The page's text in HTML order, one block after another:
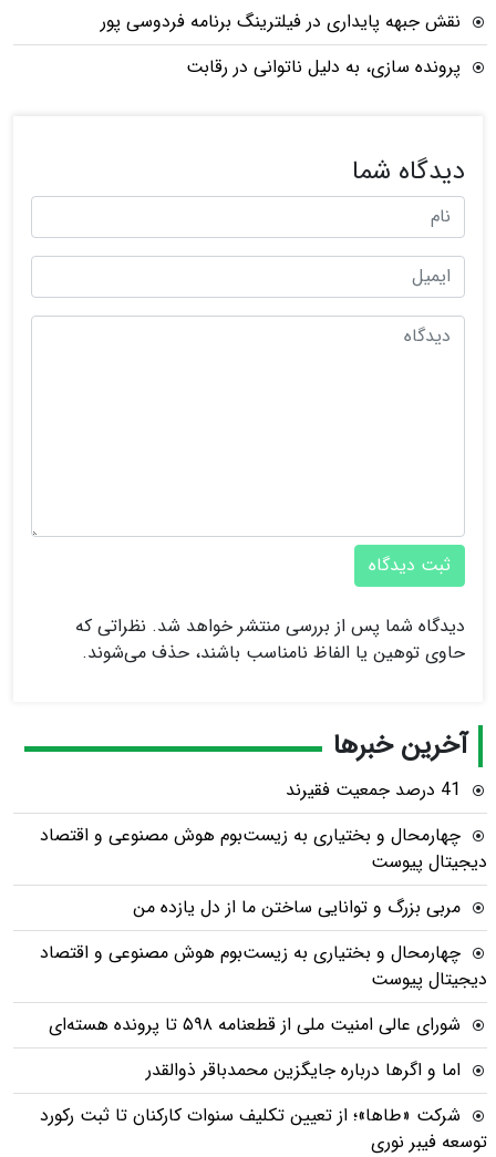
نقش جبهه پایداری در فیلترینگ برنامه فردوسی پور
پرونده سازی، به دلیل ناتوانی در رقابت
دیدگاه شما
ثبت دیدگاه
دیدگاه شما پس از بررسی منتشر خواهد شد. نظراتی که
حاوی توهین یا الفاظ نامناسب باشند، حذف می‌شوند.
آخرین خبرها
41 درصد جمعیت فقیرند
چهارمحال و بختیاری به زیست‌بوم هوش مصنوعی و اقتصاد
دیجیتال پیوست
مربی بزرگ و توانایی ساختن ما از دل یازده من
چهارمحال و بختیاری به زیست‌بوم هوش مصنوعی و اقتصاد
دیجیتال پیوست
شورای عالی امنیت ملی از قطعنامه ۵۹۸ تا پرونده هسته‌ای
اما و اگرها درباره جایگزین محمدباقر ذوالقدر
شرکت «طاها»؛ از تعیین تکلیف سنوات کارکنان تا ثبت رکورد
توسعه فیبر نوری